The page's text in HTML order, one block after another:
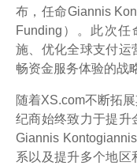
布，任命Giannis
Funding）。此次
施、优化全球支付运
畅资金服务体验的战
随着XS.com不断拓
纪商始终致力于提升
Giannis
系以及提升多个地区